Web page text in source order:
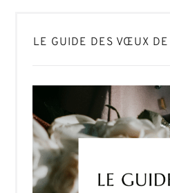
LE GUIDE DES VŒUX